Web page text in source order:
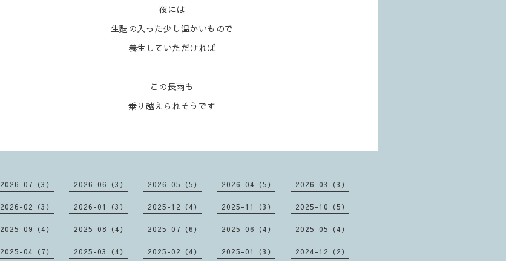
夜には
生麩の入った少し温かいもので
養生していただければ
この長雨も
乗り越えられそうです
2026-07（3） 2026-06（3） 2026-05（5） 2026-04（5） 2026-03（3）
2026-02（3） 2026-01（3） 2025-12（4） 2025-11（3） 2025-10（5）
2025-09（4） 2025-08（4） 2025-07（6） 2025-06（4） 2025-05（4）
2025-04（7） 2025-03（4） 2025-02（4） 2025-01（3） 2024-12（2）